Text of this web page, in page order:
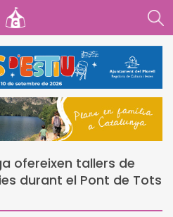
ofereixen tallers de
durant el Pont de Tots